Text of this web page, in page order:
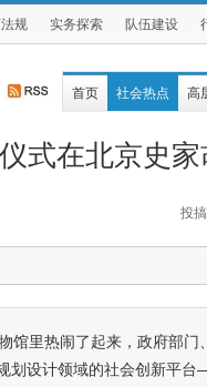
规 实务探索 队伍建设
首页 社会热点 高
式在北京史
投搞
馆里热闹了起来，政府部
划设计领域的社会创新平